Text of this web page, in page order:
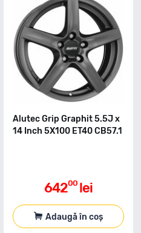
Alutec Grip Graphit 5.5J x
14 Inch 5X100 ET40 CB57.1
64200 lei
Adaugă în coș